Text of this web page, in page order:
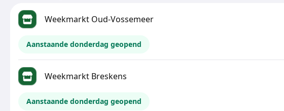
Weekmarkt Oud-Vossemeer
Aanstaande donderdag geopend
Weekmarkt Breskens
Aanstaande donderdag geopend